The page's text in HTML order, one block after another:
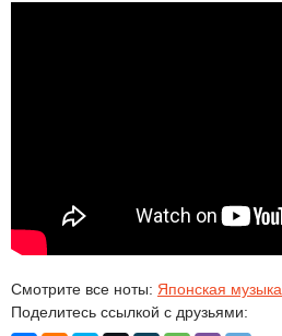
Смотрите все ноты: Японская музыка
Поделитесь ссылкой с друзьями: